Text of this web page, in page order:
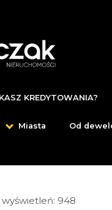
KREDYTOWANIA?
Miasta Od
wyświetleń: 948